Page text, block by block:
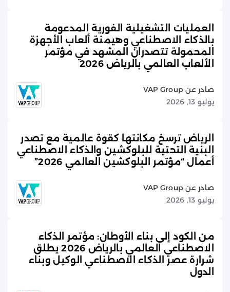
العمليات التشغيلية الفورية المدعومة
بالذكاء الاصطناعي وهيمنة ألعاب الأجهزة
المحمولة تتصدران المشهد في مؤتمر
الألعاب العالمي بالرياض 2026
صادر عن VAP Group
يوليو 13, 2026
الرياض ترسخ مكانتها كقوة عالمية مع تصدر
البنية التحتية للبلوكشين والذكاء الاصطناعي
أعمال “مؤتمر البلوكشين العالمي 2026”
صادر عن VAP Group
يوليو 13, 2026
من الكود إلى بناء الأوطان: مؤتمر الذكاء
الاصطناعي العالمي بالرياض 2026 يطلق
شرارة عصر الذكاء الاصطناعي الوكيل وبناء
الدول